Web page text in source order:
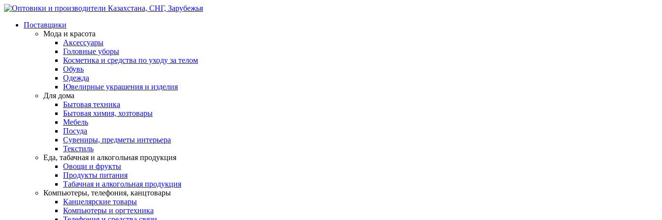
Поставщики
Мода и красота
Аксессуары
Головные уборы
Косметика и средства по уходу за телом
Обувь
Одежда
Ювелирные украшения и изделия
Для дома
Бытовая техника
Бытовая химия, хозтовары
Мебель
Посуда
Сувениры, предметы интерьера
Текстиль
Еда, табачная и алкогольная продукция
Овощи и фрукты
Продукты питания
Табачная и алкогольная продукция
Компьютеры, телефония, канцтовары
Канцелярские товары
Компьютеры и оргтехника